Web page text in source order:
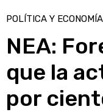
POLÍTICA Y ECONOMÍA
NEA:
que la
por